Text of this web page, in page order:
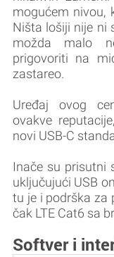
mogućem nivou,
Ništa lošiji nije ni
možda malo
prigovoriti na
zastareo.
Uređaj ovog
ovakve
novi USB-C
Inače su prisutni
uključujući USB
tu je i podrška za
čak LTE Cat6 sa
Softver i